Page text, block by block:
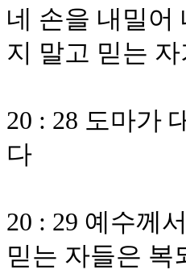
네 손을 내밀어
지 말고 믿는
20 : 28 도마가
다
20 : 29 예수께
믿는 자들은 복